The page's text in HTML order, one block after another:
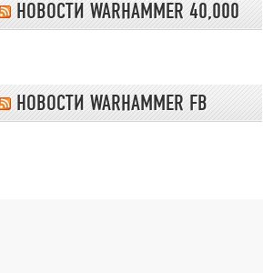
НОВОСТИ WARHAMMER 40,000
НОВОСТИ WARHAMMER FB